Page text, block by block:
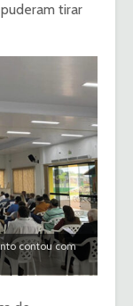
tirar
contou com